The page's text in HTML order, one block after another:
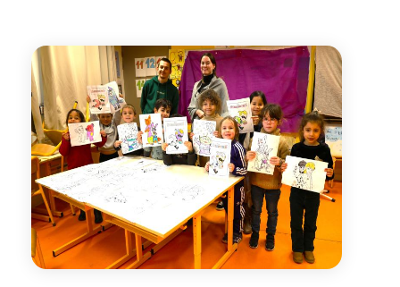
Cliquer pour passer Actualités